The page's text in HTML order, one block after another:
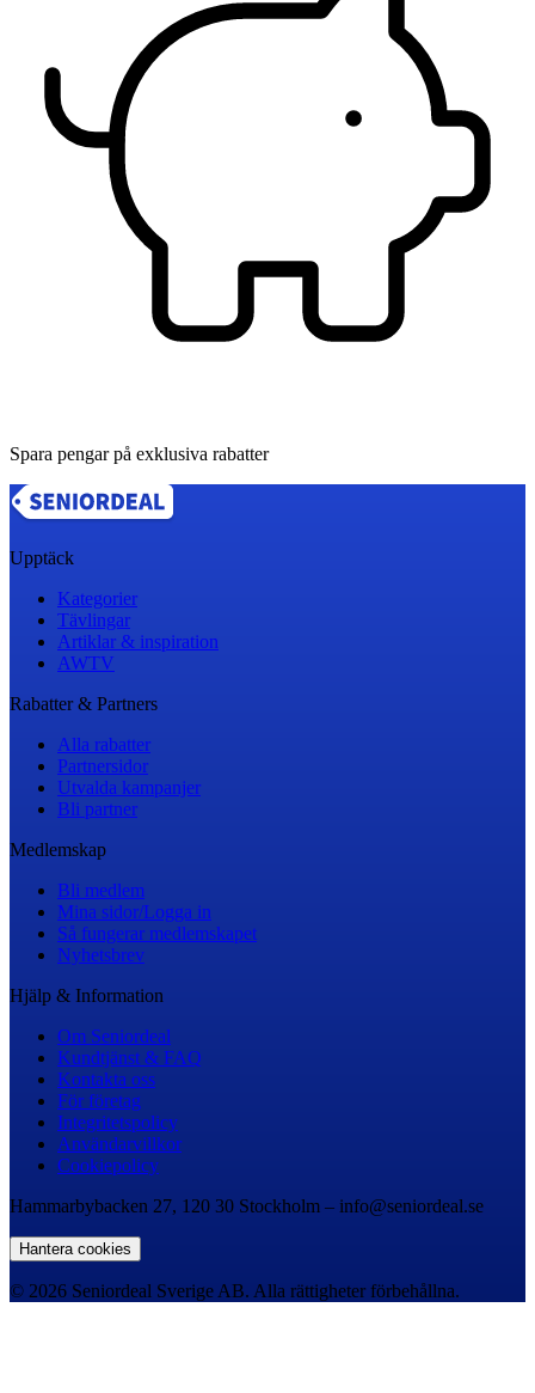
Spara pengar på exklusiva rabatter
Upptäck
Kategorier
Tävlingar
Artiklar & inspiration
AWTV
Rabatter & Partners
Alla rabatter
Partnersidor
Utvalda kampanjer
Bli partner
Medlemskap
Bli medlem
Mina sidor/Logga in
Så fungerar medlemskapet
Nyhetsbrev
Hjälp & Information
Om Seniordeal
Kundtjänst & FAQ
Kontakta oss
För företag
Integritetspolicy
Användarvillkor
Cookiepolicy
Hammarbybacken 27, 120 30 Stockholm – info@seniordeal.se
Hantera cookies
© 2026 Seniordeal Sverige AB. Alla rättigheter förbehållna.